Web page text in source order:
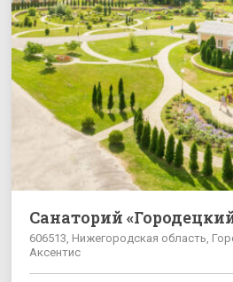
Санаторий
606513, Нижегородская область,
Аксентис